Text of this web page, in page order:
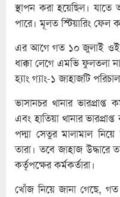
স্থাপন করা হয়েছিল। যাতে
পারে। মূলত স্টিয়ারিং ফেল
এর আগে গত ১০ জুলাই ওই
ধাক্কা লেগে এমভি ফুলতলা
হ্যাং গ্যাং-১ জাহাজটি
ভাসানচর থানার
এবং হাতিয়া থানার
পদ্মা সেতুর মালামাল
তারা। তবে জাহাজ উদ্ধারে
কর্তৃপক্ষের কর্মকর্তারা।
খোঁজ নিয়ে জানা গেছে,